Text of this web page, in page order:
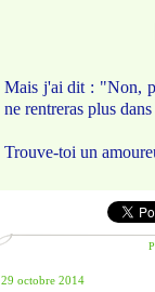
Mais j'ai dit : "Non,
ne rentreras plus
Trouve-toi un
29 octobre 2014